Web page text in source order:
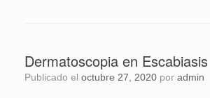
Dermatoscopia en Escabiasis
Publicado el octubre 27, 2020 por admin